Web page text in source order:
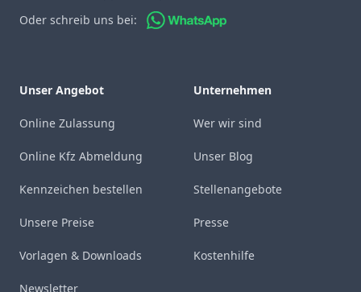
Oder schreib uns bei:
Unser Angebot
Online Zulassung
Online Kfz Abmeldung
Kennzeichen bestellen
Unsere Preise
Vorlagen & Downloads
Newsletter
Unternehmen
Wer wir sind
Unser Blog
Stellenangebote
Presse
Kostenhilfe